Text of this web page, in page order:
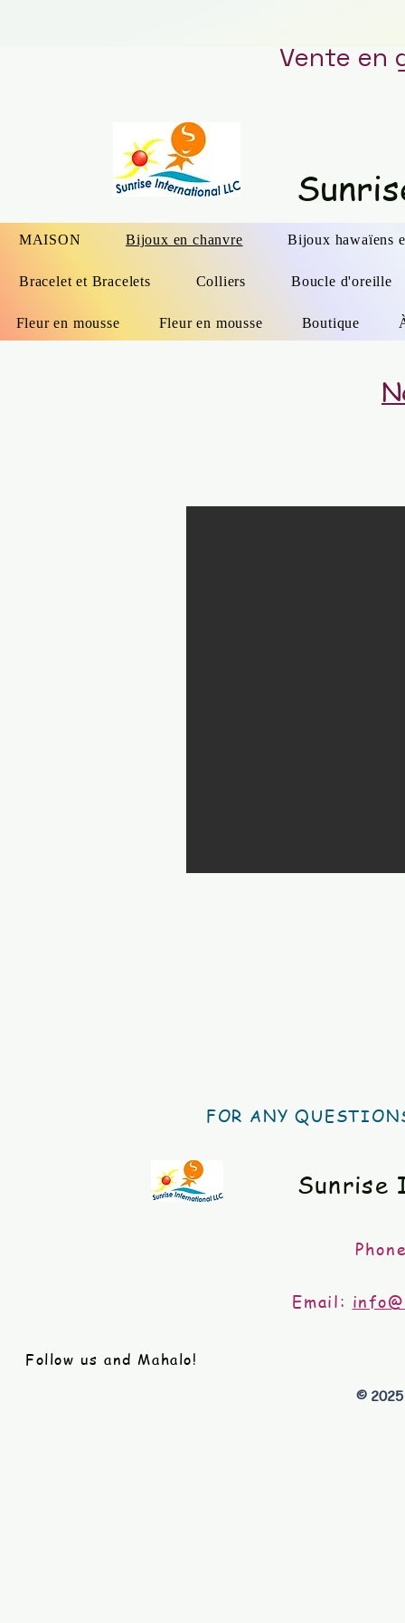
Vente en
MAISON Bijoux en chanvre Bijoux hawaïens
Bracelet et Bracelets Colliers Boucle d'oreille
Fleur en mousse Fleur en mousse Boutique
FOR ANY
Sunrise
Email:
Follow us and Mahalo!
© 2025